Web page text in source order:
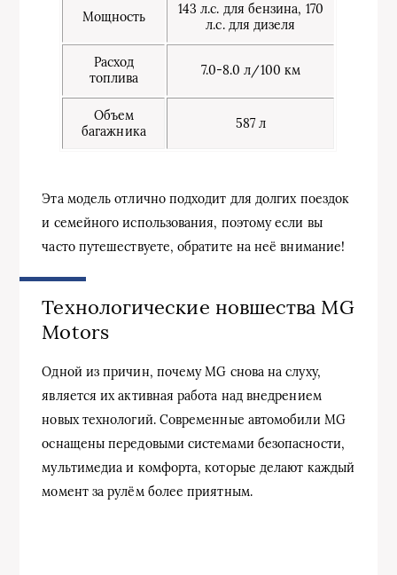
Мощность
143 л.с. для бензина, 170
л.с. для дизеля
Расход
топлива
7.0-8.0 л/100 км
Объем
багажника
587 л
Эта модель отлично подходит для долгих поездок
и семейного использования, поэтому если вы
часто путешествуете, обратите на неё внимание!
Технологические новшества MG
Motors
Одной из причин, почему MG снова на слуху,
является их активная работа над внедрением
новых технологий. Современные автомобили MG
оснащены передовыми системами безопасности,
мультимедиа и комфорта, которые делают каждый
момент за рулём более приятным.